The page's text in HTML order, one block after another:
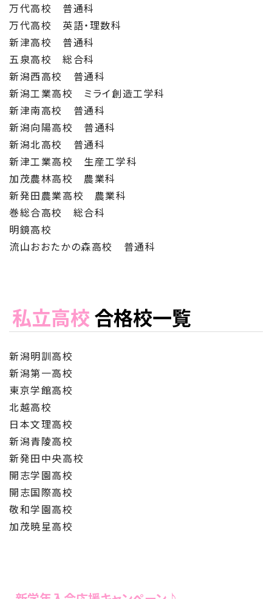
万代高校 普通科
万代高校 英語・理数科
新津高校 普通科
五泉高校 総合科
新潟西高校 普通科
新潟工業高校 ミライ創造工学科
新津南高校 普通科
新潟向陽高校 普通科
新潟北高校 普通科
新津工業高校 生産工学科
加茂農林高校 農業科
新発田農業高校 農業科
巻総合高校 総合科
明鏡高校
流山おおたかの森高校 普通科
私立高校合格校一覧
新潟明訓高校
新潟第一高校
東京学館高校
北越高校
日本文理高校
新潟青陵高校
新発田中央高校
開志学園高校
開志国際高校
敬和学園高校
加茂暁星高校